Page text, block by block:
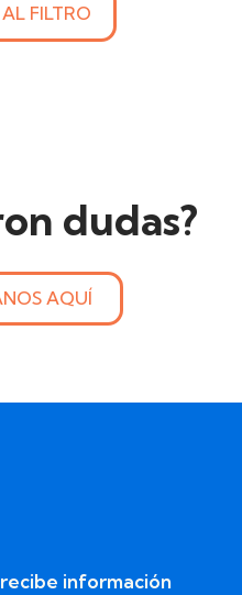
FILTRO
dudas?
AQUÍ
información